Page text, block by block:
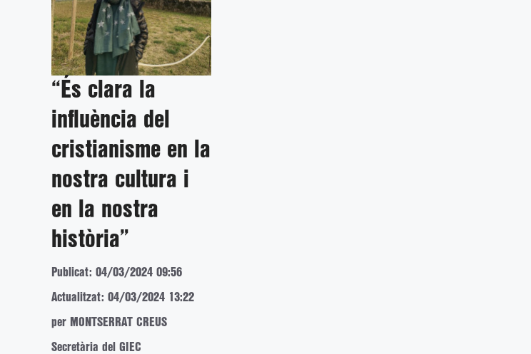
“És clara la
influència del
cristianisme en la
nostra cultura i
en la nostra
història”
Publicat: 04/03/2024 09:56
Actualitzat: 04/03/2024 13:22
per MONTSERRAT CREUS
Secretària del GIEC